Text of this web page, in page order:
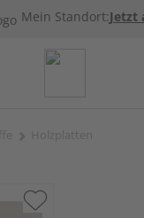
Mein Standort:Jetzt